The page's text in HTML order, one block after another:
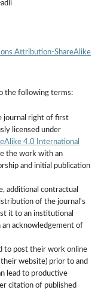
Attribution-ShareAlike
the following terms:
journal right of first
licensed under
4.0 International
the work with an
and initial publication
additional contractual
of the journal's
it to an institutional
acknowledgement of
to post their work online
website) prior to and
lead to productive
citation of published